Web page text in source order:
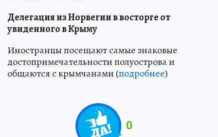
Делегация из Норвегии в восторге от
увиденного в Крыму
Иностранцы посещают самые знаковые
достопримечательности полуострова и
общаются с крымчанами (подробнее)
0